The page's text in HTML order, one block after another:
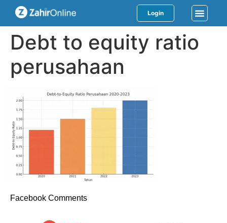
Login
Debt to equity ratio
perusahaan
Facebook Comments